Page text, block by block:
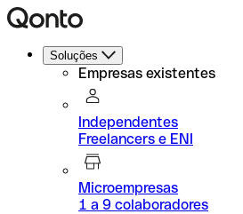
Soluções
Empresas existentes
Independentes
Freelancers e ENI
Microempresas
1 a 9 colaboradores